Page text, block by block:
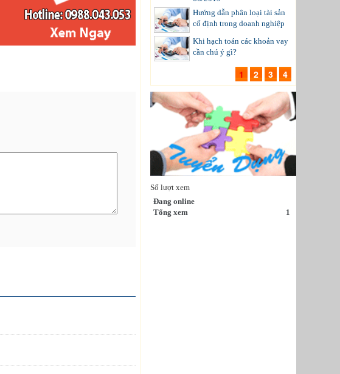
Hướng dẫn phân loại tài sản
cố định trong doanh nghiệp
Khi hạch toán các khoản vay
cần chú ý gì?
1 2 3 4
Số lượt xem
Đang online
Tổng xem
1